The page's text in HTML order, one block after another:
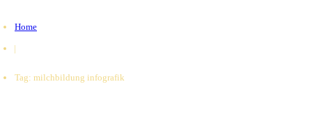
Home
|
Tag: milchbildung infografik